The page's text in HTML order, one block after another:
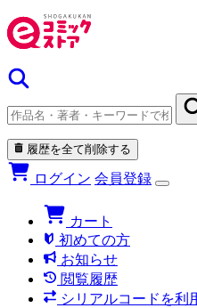
履歴を全て削除する
ログイン 会員登録
カート
初めての方
お知らせ
閲覧履歴
シリアルコードを利